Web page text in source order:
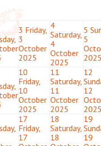
3 Friday,
3
October
2025
4
Saturday,
4
October
2025
5
5
10
Friday,
10
October
2025
11
Saturday,
11
October
2025
12
12
17
Friday,
17
18
Saturday,
18
19
19